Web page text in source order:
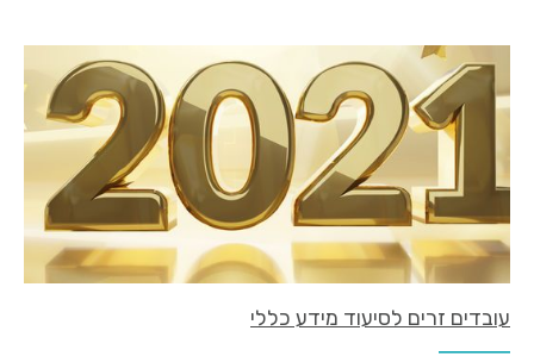
עובדים זרים לסיעוד מידע כללי